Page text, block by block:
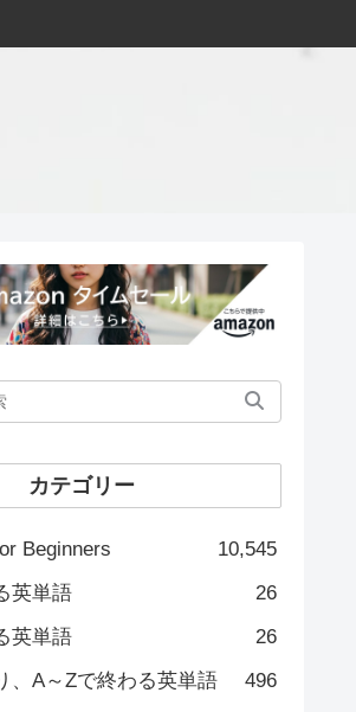
カテゴリー
Beginners
10,545
英単語
26
英単語
26
、A～Zで終わる英単語
496